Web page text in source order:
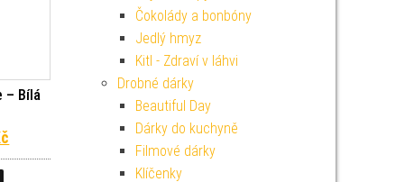
– Bílá
cena byla: 199 Kč.
Aktuální cena je: 179 Kč.
Čokolády a bonbóny
Jedlý hmyz
Kitl - Zdraví v láhvi
Drobné dárky
Beautiful Day
Dárky do kuchyně
Filmové dárky
Klíčenky